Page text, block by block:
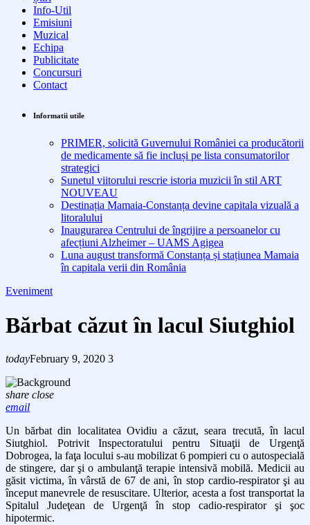
Info-Util
Emisiuni
Muzical
Echipa
Publicitate
Concursuri
Contact
Informatii utile
PRIMER, solicită Guvernului României ca producătorii
de medicamente să fie incluși pe lista consumatorilor
strategici
Sunetul viitorului rescrie istoria muzicii în stil ART
NOUVEAU
Destinația Mamaia-Constanța devine capitala vizuală a
litoralului
Inaugurarea Centrului de îngrijire a persoanelor cu
afecțiuni Alzheimer – UAMS Agigea
Luna august transformă Constanța și stațiunea Mamaia
în capitala verii din România
Eveniment
Bărbat căzut în lacul Siutghiol
todayFebruary 9, 2020 3
share close
email
Un bărbat din localitatea Ovidiu a căzut, seara trecută, în lacul
Siutghiol. Potrivit Inspectoratului pentru Situaţii de Urgenţă
Dobrogea, la faţa locului s-au mobilizat 6 pompieri cu o autospecială
de stingere, dar şi o ambulanţă terapie intensivă mobilă. Medicii au
găsit victima, în vârstă de 67 de ani, în stop cardio-respirator şi au
început manevrele de resuscitare. Ulterior, acesta a fost transportat la
Spitalul Judeţean de Urgenţă în stop cadio-respirator şi şoc
hipotermic.